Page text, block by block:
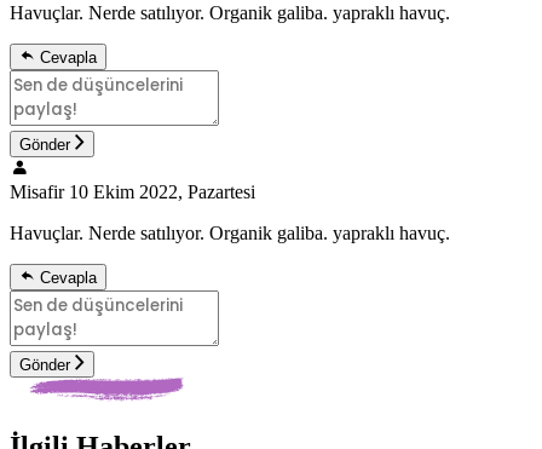
Havuçlar. Nerde satılıyor. Organik galiba. yapraklı havuç.
Cevapla
Gönder
Misafir 10 Ekim 2022, Pazartesi
Havuçlar. Nerde satılıyor. Organik galiba. yapraklı havuç.
Cevapla
Gönder